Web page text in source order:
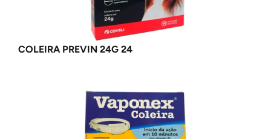
COLEIRA PREVIN 24G 24